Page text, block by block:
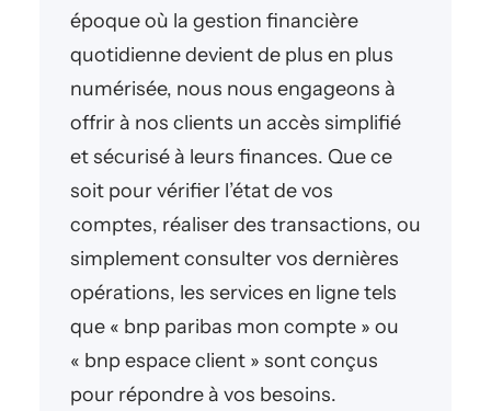
époque où la gestion financière
quotidienne devient de plus en plus
numérisée, nous nous engageons à
offrir à nos clients un accès simplifié
et sécurisé à leurs finances. Que ce
soit pour vérifier l’état de vos
comptes, réaliser des transactions, ou
simplement consulter vos dernières
opérations, les services en ligne tels
que « bnp paribas mon compte » ou
« bnp espace client » sont conçus
pour répondre à vos besoins.